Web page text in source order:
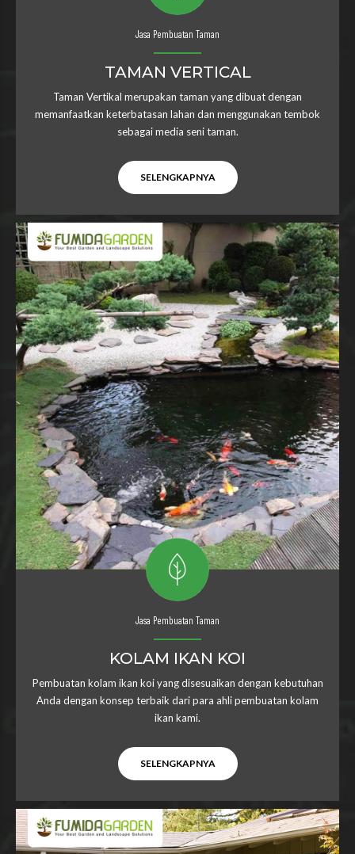
Jasa Pembuatan Taman
TAMAN VERTICAL
Taman Vertikal merupakan taman yang dibuat dengan
memanfaatkan keterbatasan lahan dan menggunakan tembok
sebagai media seni taman.
SELENGKAPNYA
Jasa Pembuatan Taman
KOLAM IKAN KOI
Pembuatan kolam ikan koi yang disesuaikan dengan kebutuhan
Anda dengan konsep terbaik dari para ahli pembuatan kolam
ikan kami.
SELENGKAPNYA